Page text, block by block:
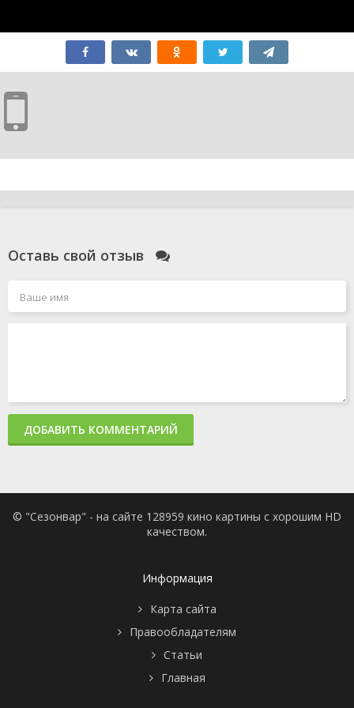
Оставь свой отзыв
ДОБАВИТЬ КОММЕНТАРИЙ
© "Сезонвар" - на сайте 128959 кино картины с хорошим HD
качеством.
Информация
Карта сайта
Правообладателям
Статьи
Главная